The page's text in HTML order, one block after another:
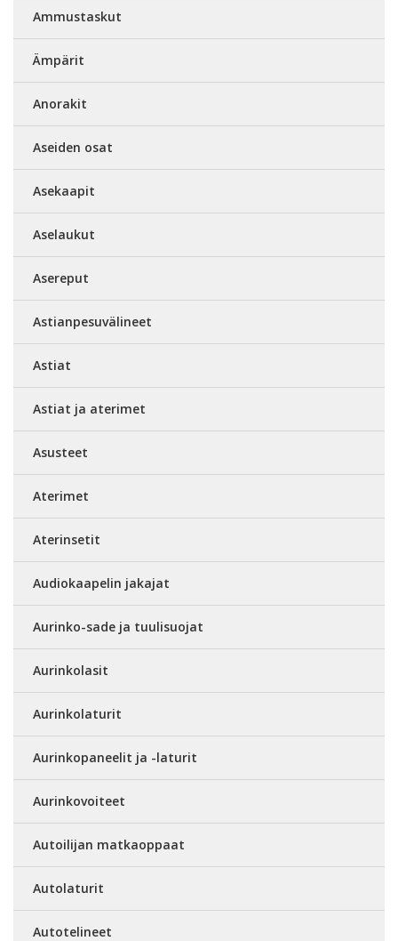
Ammustaskut
Ämpärit
Anorakit
Aseiden osat
Asekaapit
Aselaukut
Asereput
Astianpesuvälineet
Astiat
Astiat ja aterimet
Asusteet
Aterimet
Aterinsetit
Audiokaapelin jakajat
Aurinko-sade ja tuulisuojat
Aurinkolasit
Aurinkolaturit
Aurinkopaneelit ja -laturit
Aurinkovoiteet
Autoilijan matkaoppaat
Autolaturit
Autotelineet